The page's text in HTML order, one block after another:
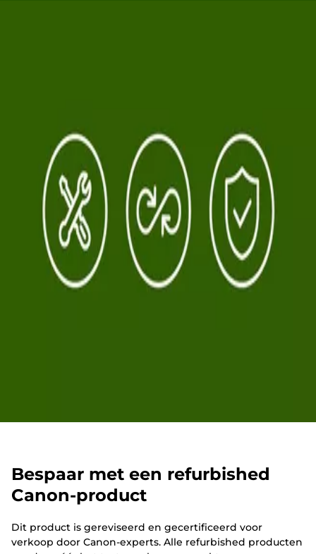
Bespaar met een refurbished
Canon-product
Dit product is gereviseerd en gecertificeerd voor
verkoop door Canon-experts. Alle refurbished producten